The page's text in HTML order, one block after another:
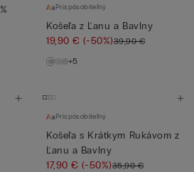
Prispôsobiteľný
Košeľa z Ľanu a Bavlny
19,90 €(-50%)39,90 €
+5
Prispôsobiteľný
Košeľa s Krátkym Rukávom z
Ľanu a Bavlny
17,90 €(-50%)35,90 €